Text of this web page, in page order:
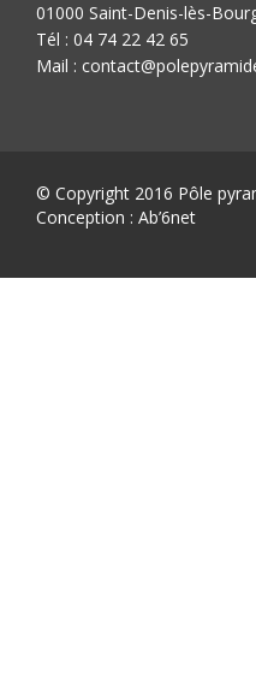
01000 Saint-Denis-lès-
Tél : 04 74 22 42 65
Mail :
© Copyright 2016 Pôle
Conception : Ab’6net